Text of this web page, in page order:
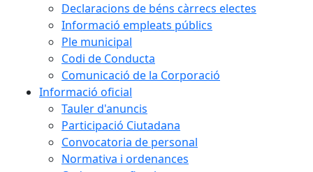
Declaracions de béns càrrecs electes
Informació empleats públics
Ple municipal
Codi de Conducta
Comunicació de la Corporació
Informació oficial
Tauler d'anuncis
Participació Ciutadana
Convocatoria de personal
Normativa i ordenances